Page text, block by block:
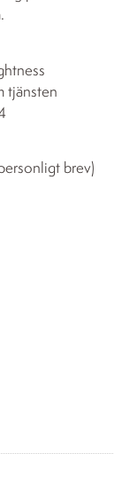
tjänsten
brev)